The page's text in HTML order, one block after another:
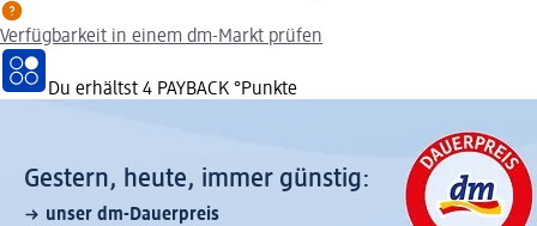
Verfügbarkeit in einem dm-Markt prüfen
Du erhältst 4 PAYBACK °Punkte
Gestern, heute, immer günstig:
unser dm-Dauerpreis